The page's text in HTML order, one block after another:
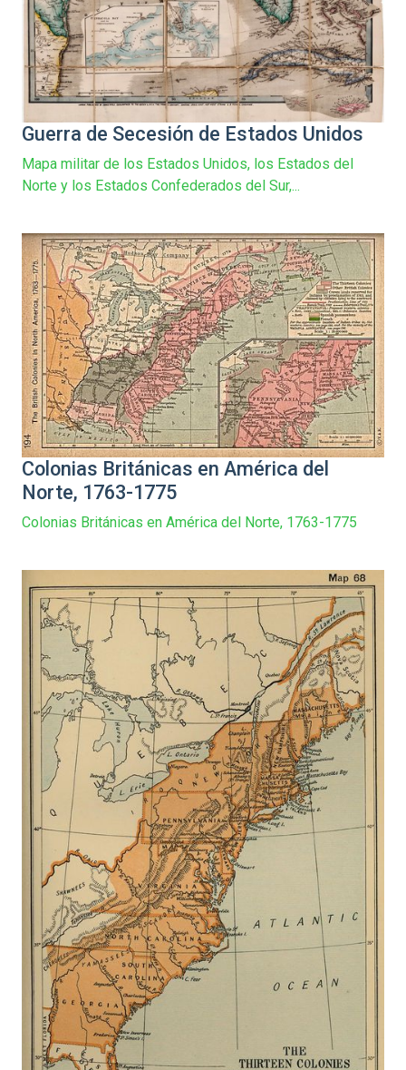
Guerra de Secesión de Estados Unidos
Mapa militar de los Estados Unidos, los Estados del
Norte y los Estados Confederados del Sur,...
Colonias Británicas en América del
Norte, 1763-1775
Colonias Británicas en América del Norte, 1763-1775